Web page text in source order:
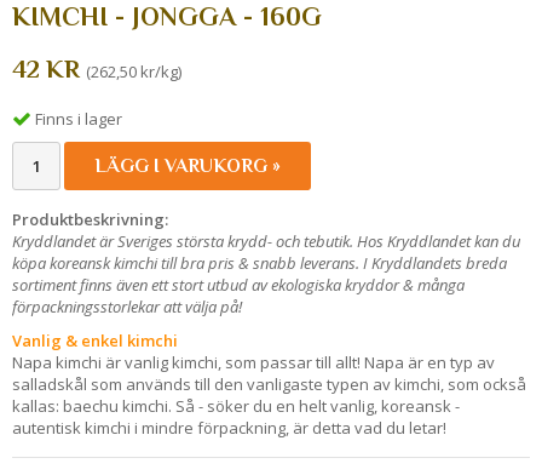
KIMCHI - JONGGA - 160G
42 KR (262,50 kr/kg)
Finns i lager
LÄGG I VARUKORG »
Produktbeskrivning:
Kryddlandet är Sveriges största krydd- och tebutik. Hos Kryddlandet kan du
köpa koreansk kimchi till bra pris & snabb leverans. I Kryddlandets breda
sortiment finns även ett stort utbud av ekologiska kryddor & många
förpackningsstorlekar att välja på!
Vanlig & enkel kimchi
Napa kimchi är vanlig kimchi, som passar till allt! Napa är en typ av
salladskål som används till den vanligaste typen av kimchi, som också
kallas: baechu kimchi. Så - söker du en helt vanlig, koreansk -
autentisk kimchi i mindre förpackning, är detta vad du letar!